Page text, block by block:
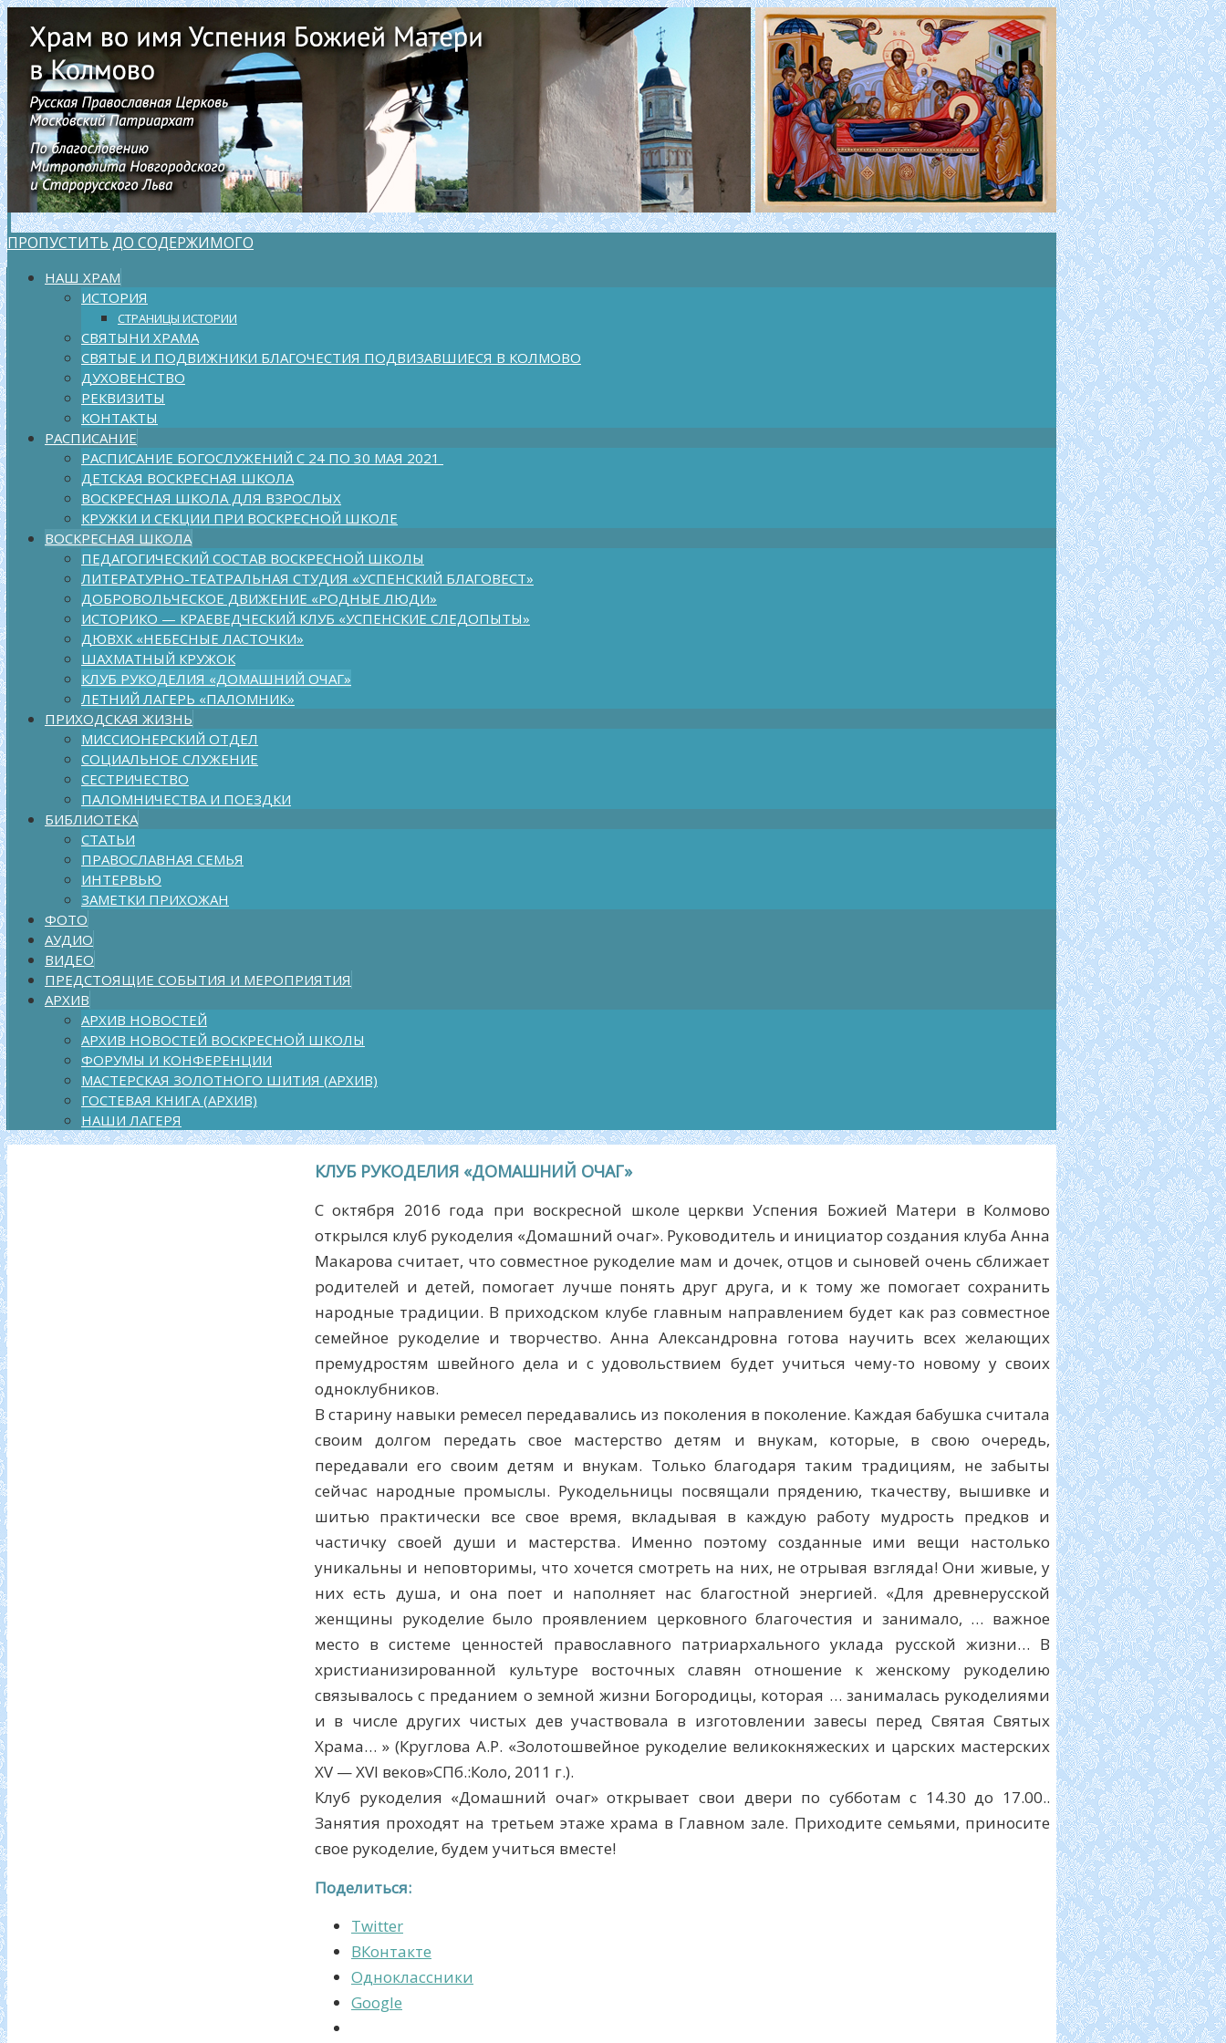
ПРОПУСТИТЬ ДО СОДЕРЖИМОГО
НАШ ХРАМ
ИСТОРИЯ
СТРАНИЦЫ ИСТОРИИ
СВЯТЫНИ ХРАМА
СВЯТЫЕ И ПОДВИЖНИКИ БЛАГОЧЕСТИЯ ПОДВИЗАВШИЕСЯ В КОЛМОВО
ДУХОВЕНСТВО
РЕКВИЗИТЫ
КОНТАКТЫ
РАСПИСАНИЕ
РАСПИСАНИЕ БОГОСЛУЖЕНИЙ С 24 ПО 30 МАЯ 2021
ДЕТСКАЯ ВОСКРЕСНАЯ ШКОЛА
ВОСКРЕСНАЯ ШКОЛА ДЛЯ ВЗРОСЛЫХ
КРУЖКИ И СЕКЦИИ ПРИ ВОСКРЕСНОЙ ШКОЛЕ
ВОСКРЕСНАЯ ШКОЛА
ПЕДАГОГИЧЕСКИЙ СОСТАВ ВОСКРЕСНОЙ ШКОЛЫ
ЛИТЕРАТУРНО-ТЕАТРАЛЬНАЯ СТУДИЯ «УСПЕНСКИЙ БЛАГОВЕСТ»
ДОБРОВОЛЬЧЕСКОЕ ДВИЖЕНИЕ «РОДНЫЕ ЛЮДИ»
ИСТОРИКО — КРАЕВЕДЧЕСКИЙ КЛУБ «УСПЕНСКИЕ СЛЕДОПЫТЫ»
ДЮВХК «НЕБЕСНЫЕ ЛАСТОЧКИ»
ШАХМАТНЫЙ КРУЖОК
КЛУБ РУКОДЕЛИЯ «ДОМАШНИЙ ОЧАГ»
ЛЕТНИЙ ЛАГЕРЬ «ПАЛОМНИК»
ПРИХОДСКАЯ ЖИЗНЬ
МИССИОНЕРСКИЙ ОТДЕЛ
СОЦИАЛЬНОЕ СЛУЖЕНИЕ
СЕСТРИЧЕСТВО
ПАЛОМНИЧЕСТВА И ПОЕЗДКИ
БИБЛИОТЕКА
СТАТЬИ
ПРАВОСЛАВНАЯ СЕМЬЯ
ИНТЕРВЬЮ
ЗАМЕТКИ ПРИХОЖАН
ФОТО
АУДИО
ВИДЕО
ПРЕДСТОЯЩИЕ СОБЫТИЯ И МЕРОПРИЯТИЯ
АРХИВ
АРХИВ НОВОСТЕЙ
АРХИВ НОВОСТЕЙ ВОСКРЕСНОЙ ШКОЛЫ
ФОРУМЫ И КОНФЕРЕНЦИИ
МАСТЕРСКАЯ ЗОЛОТНОГО ШИТИЯ (АРХИВ)
ГОСТЕВАЯ КНИГА (АРХИВ)
НАШИ ЛАГЕРЯ
КЛУБ РУКОДЕЛИЯ «ДОМАШНИЙ ОЧАГ»
С октября 2016 года при воскресной школе церкви Успения Божией Матери в Колмово
открылся клуб рукоделия «Домашний очаг». Руководитель и инициатор создания клуба Анна
Макарова считает, что совместное рукоделие мам и дочек, отцов и сыновей очень сближает
родителей и детей, помогает лучше понять друг друга, и к тому же помогает сохранить
народные традиции. В приходском клубе главным направлением будет как раз совместное
семейное рукоделие и творчество. Анна Александровна готова научить всех желающих
премудростям швейного дела и с удовольствием будет учиться чему-то новому у своих
одноклубников.
В старину навыки ремесел передавались из поколения в поколение. Каждая бабушка считала
своим долгом передать свое мастерство детям и внукам, которые, в свою очередь,
передавали его своим детям и внукам. Только благодаря таким традициям, не забыты
сейчас народные промыслы. Рукодельницы посвящали прядению, ткачеству, вышивке и
шитью практически все свое время, вкладывая в каждую работу мудрость предков и
частичку своей души и мастерства. Именно поэтому созданные ими вещи настолько
уникальны и неповторимы, что хочется смотреть на них, не отрывая взгляда! Они живые, у
них есть душа, и она поет и наполняет нас благостной энергией. «Для древнерусской
женщины рукоделие было проявлением церковного благочестия и занимало, … важное
место в системе ценностей православного патриархального уклада русской жизни… В
христианизированной культуре восточных славян отношение к женскому рукоделию
связывалось с преданием о земной жизни Богородицы, которая … занималась рукоделиями
и в числе других чистых дев участвовала в изготовлении завесы перед Святая Святых
Храма… » (Круглова А.Р. «Золотошвейное рукоделие великокняжеских и царских мастерских
XV — XVI веков»СПб.:Коло, 2011 г.).
Клуб рукоделия «Домашний очаг» открывает свои двери по субботам с 14.30 до 17.00..
Занятия проходят на третьем этаже храма в Главном зале. Приходите семьями, приносите
свое рукоделие, будем учиться вместе!
Поделиться:
Twitter
ВКонтакте
Одноклассники
Google